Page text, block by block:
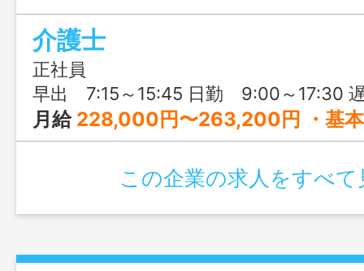
介護士
正社員
早出 7:15～15:45 日勤 9:00～17:30 遅出 11:30～20:00 夜勤 17:00～翌9:30（2勤
月給 228,000円〜263,200円 ・基本給 （介護福祉士）207,000円～225,200円(処遇改善調整手当含む) （介護職員実務者研修修了）203,000円～ （介護職員初任者研修修了）199,000円～ ・資格手当 （介護福祉士） 10,000円 （介護職員実務者研修修了) 2,000円 （介
この企業の求人をすべて